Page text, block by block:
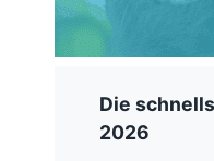
Die
2026